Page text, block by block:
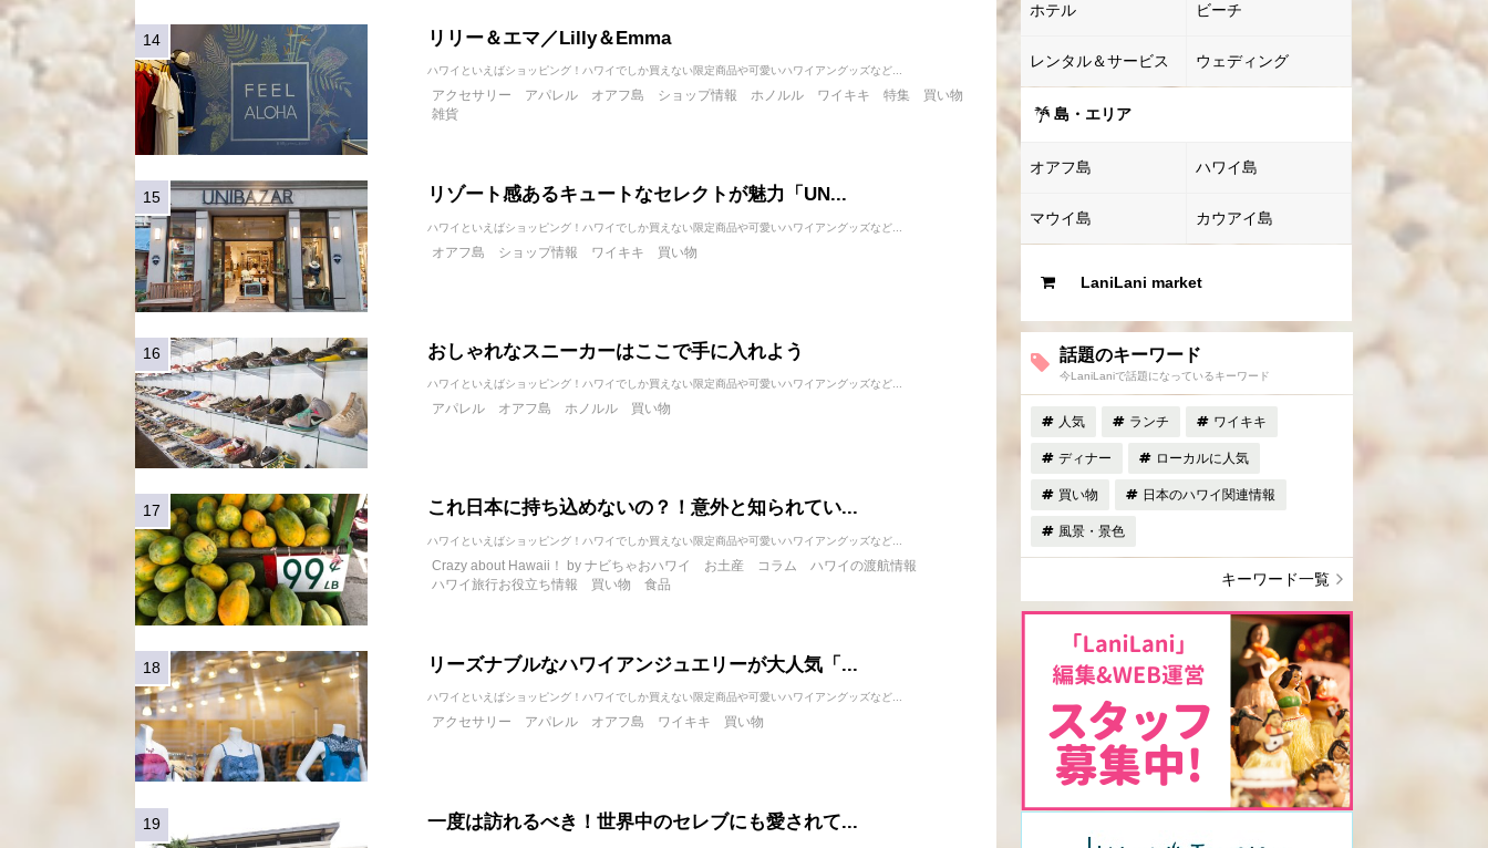
リリー＆エマ／Lilly＆Emma
ハワイといえばショッピング！ハワイでしか買えない限定商品や可愛いハワイアングッズなど...
アクセサリー アパレル オアフ島 ショップ情報 ホノルル ワイキキ 特集
買い物
雑貨
リゾート感あるキュートなセレクトが魅力「UN...
ハワイといえばショッピング！ハワイでしか買えない限定商品や可愛いハワイアングッズなど...
オアフ島 ショップ情報 ワイキキ 買い物
おしゃれなスニーカーはここで手に入れよう
ハワイといえばショッピング！ハワイでしか買えない限定商品や可愛いハワイアングッズなど...
アパレル オアフ島 ホノルル 買い物
これ日本に持ち込めないの？！意外と知られてい...
ハワイといえばショッピング！ハワイでしか買えない限定商品や可愛いハワイアングッズなど...
Crazy about Hawaii！ by ナビちゃおハワイ お土産 コラム
ハワイの渡航情報
ハワイ旅行お役立ち情報
買い物 食品
リーズナブルなハワイアンジュエリーが大人気「...
ハワイといえばショッピング！ハワイでしか買えない限定商品や可愛いハワイアングッズなど...
アクセサリー アパレル オアフ島 ワイキキ 買い物
一度は訪れるべき！世界中のセレブにも愛されて...
ホテル ビーチ
レンタル＆サービス ウェディング
島・エリア
オアフ島 ハワイ島
マウイ島 カウアイ島
LaniLani market
話題のキーワード
今LaniLaniで話題になっているキーワード
人気 ランチ ワイキキ
ディナー ローカルに人気
買い物 日本のハワイ関連情報
風景・景色
キーワード一覧